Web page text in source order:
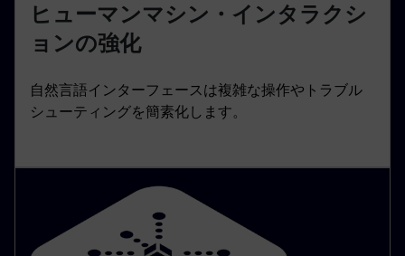
ヒューマンマシン・インタラクシ
ョンの強化
自然言語インターフェースは複雑な操作やトラブル
シューティングを簡素化します。